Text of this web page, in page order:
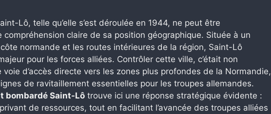
Lô, telle qu’elle s’est déroulée en 1944, ne peut être
compréhension claire de sa position géographique. Située à un
normande et les routes intérieures de la région, Saint-Lô
pour les forces alliées. Contrôler cette ville, c’était non
d’accès directe vers les zones plus profondes de la Normandie,
de ravitaillement essentielles pour les troupes allemandes.
bombardé Saint-Lô trouve ici une réponse stratégique évidente :
de ressources, tout en facilitant l’avancée des troupes alliées